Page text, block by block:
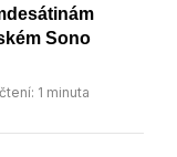
Sono
1 minuta